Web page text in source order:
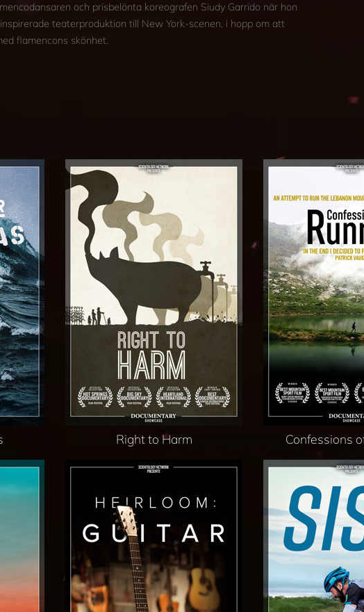
och prisbelönta koreografen Siudy Garrido när hon
teaterproduktion till New York-scenen, i hopp om att
flamencons skönhet.
Right to Harm Confessions